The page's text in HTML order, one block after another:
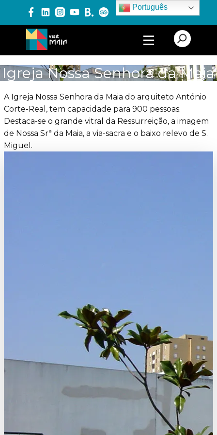
Português
PRODUTOS E SERVIÇOS
EVENTOS
Igreja Nossa Senhora da Maia
A Igreja Nossa Senhora da Maia do arquiteto António
Corte-Real, tem capacidade para 900 pessoas.
Destaca-se o grande vitral da Ressurreição, a imagem
de Nossa Srª da Maia, a via-sacra e o baixo relevo de S.
Miguel.